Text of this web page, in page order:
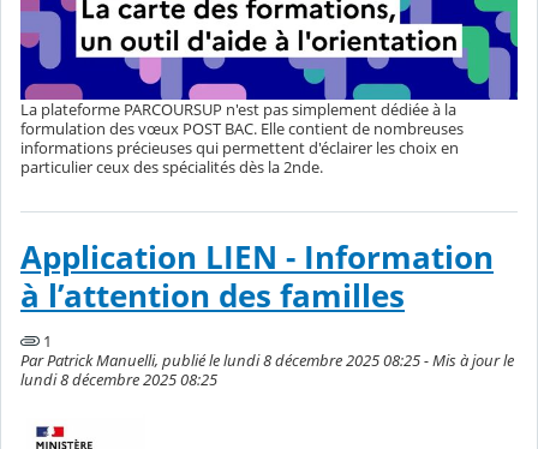
La plateforme PARCOURSUP n'est pas simplement dédiée à la
formulation des vœux POST BAC. Elle contient de nombreuses
informations précieuses qui permettent d'éclairer les choix en
particulier ceux des spécialités dès la 2nde.
Application LIEN - Information
à l’attention des familles
1
Par Patrick Manuelli, publié le lundi 8 décembre 2025 08:25 - Mis à jour le
lundi 8 décembre 2025 08:25